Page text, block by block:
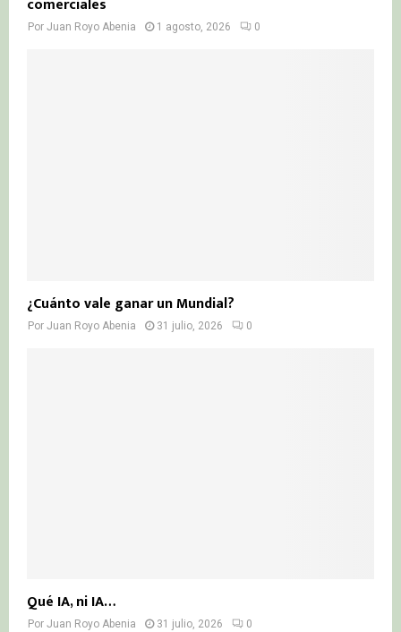
comerciales
Por Juan Royo Abenia 1 agosto, 2026 0
¿Cuánto vale ganar un Mundial?
Por Juan Royo Abenia 31 julio, 2026 0
Qué IA, ni IA…
Por Juan Royo Abenia 31 julio, 2026 0